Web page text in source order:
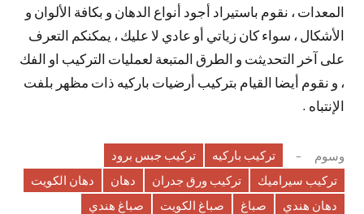
المعدات ، نقوم باستيراد أجود أنواع الدهان و بكافة الألوان و
الأشكال ، سواء كان زياتي أو عادي لا عليك ، يمكنكم التعرف
على آخر التحديثت و الطرق المتبعة لعمليات التركيب او الفك
، و نقوم أيضا القيام بتركيب أرضيات باركيه ذات مظهر بلفت
الإنتباه .
وسوم تركيب باركيه
تركيب جبس برود
تركيب سيراميك
تركيب ورق جدران دهان
دهان الكويت
دهان هندي
صباغ صباغ الكويت
صباغ هندي